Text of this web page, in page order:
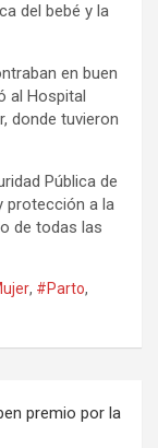
del bebé y la
en buen
al Hospital
donde tuvieron
Pública de
protección a la
de todas las
, #Parto,
premio por la